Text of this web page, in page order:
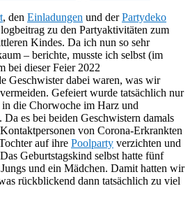
, den Einladungen und derPartydeko
zu den Partyaktivitäten zum
Kindes. Da ich nun so sehr
– berichte, musste ich selbst (im
bei dieser Feier 2022
Geschwister dabei waren, was wir
Gefeiert wurde tatsächlich nur
die Chorwoche im Harz und
. Da es bei beiden Geschwistern damals
von Corona-Erkrankten
auf ihre Poolparty verzichten und
Geburtstagskind selbst hatte fünf
und ein Mädchen. Damit hatten wir
rückblickend dann tatsächlich zu viel